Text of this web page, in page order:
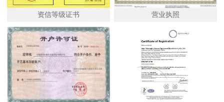
资信等级证书 营业执照